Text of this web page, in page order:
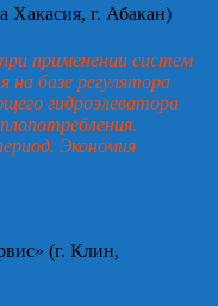
г. Абакан)
применении систем
на базе регулятора
гидроэлеватора
Экономия
(г. Клин,